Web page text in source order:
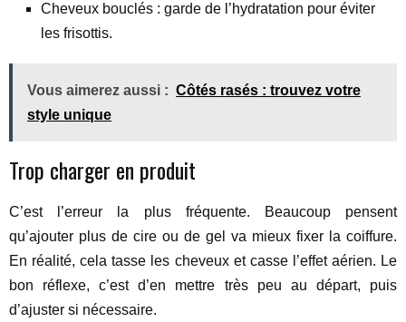
Cheveux bouclés : garde de l’hydratation pour éviter
les frisottis.
Vous aimerez aussi : Côtés rasés : trouvez votre
style unique
Trop charger en produit
C’est l’erreur la plus fréquente. Beaucoup pensent
qu’ajouter plus de cire ou de gel va mieux fixer la coiffure.
En réalité, cela tasse les cheveux et casse l’effet aérien. Le
bon réflexe, c’est d’en mettre très peu au départ, puis
d’ajuster si nécessaire.